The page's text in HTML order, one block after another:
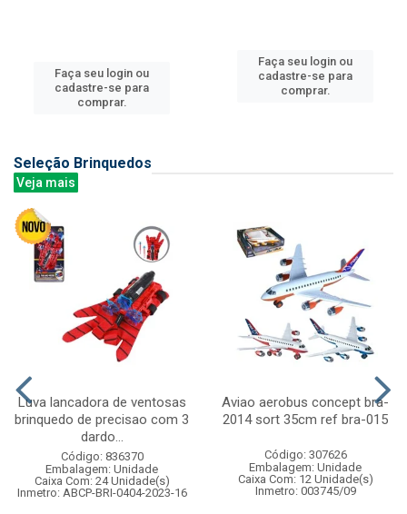
Faça seu login ou
cadastre-se para
comprar.
Faça seu login ou
cadastre-se para
comprar.
Seleção Brinquedos
Veja mais
Luva lancadora de ventosas
brinquedo de precisao com 3
dardo...
Código: 836370
Embalagem: Unidade
Caixa Com: 24 Unidade(s)
Inmetro: ABCP-BRI-0404-2023-16
Aviao aerobus concept bra-
2014 sort 35cm ref bra-015
Código: 307626
Embalagem: Unidade
Caixa Com: 12 Unidade(s)
Inmetro: 003745/09